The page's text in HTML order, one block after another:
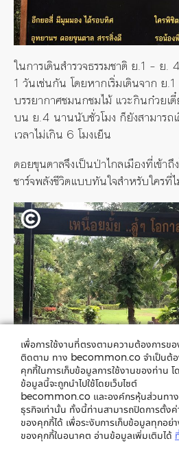
ในการเดินสำรวจธรรมชาติ ย.1 – ย
1 วันเช่นกัน โดยหากเริ่มเดินจาก ย.1
บรรยากาศชมนกชมไม้ แวะกินก๋วยเ
บน ย.4 นานนับชั่วโมง ก็ยังสามารถ
เวลาไม่เกิน 6 โมงเย็น
ดอยขุนตาลจึงเป็นป่าไกลเมืองที่เข้า
ชาร์จพลังชีวิตแบบทันใจสำหรับใคร
อ้างอิง
วันวิสข์ เนียมปาน.Train to
เพื่อการใช้งานที่ตรงตามความต้องการข
ติดตาม ทาง becommon.co จำเป็นต้อ
คุกกี้ในการเก็บข้อมูลการใช้งานของท่าน โ
ข้อมูลนี้จะถูกนำไปใช้โดยเว็บไซต์
becommon.co และองค์กรหุ้นส่วนทาง
ธุรกิจเท่านั้น ทั้งนี้ท่านสามารถปิดการตั้งค่
ของคุกกี้ได้ เพื่อระงับการเก็บข้อมูลทุกอย่
ของคุกกี้ในอนาคต อ่านข้อมูลเพิ่มเติมได้